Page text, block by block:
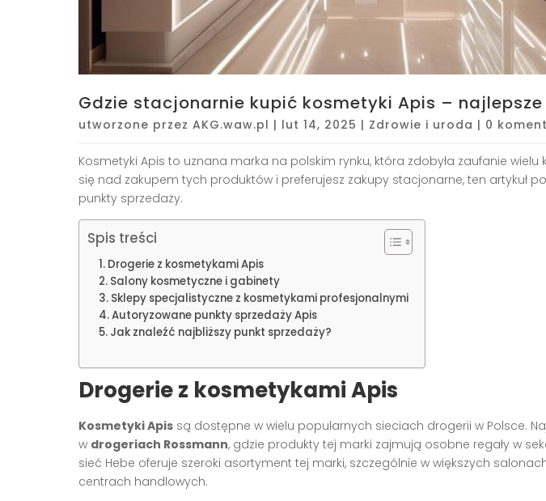
Gdzie stacjonarnie kupić kosmetyki Apis –
utworzone przez AKG.waw.pl | lut 14, 2025 | Zdrowie i uroda | 0
Kosmetyki Apis to uznana marka na polskim rynku, która zdobyła zaufanie wielu
się nad zakupem tych produktów i preferujesz zakupy stacjonarne, ten artykuł
punkty sprzedaży.
Spis treści
Drogerie z kosmetykami Apis
Salony kosmetyczne i gabinety
Sklepy specjalistyczne z kosmetykami profesjonalnymi
Autoryzowane punkty sprzedaży Apis
Jak znaleźć najbliższy punkt sprzedaży?
Drogerie z kosmetykami Apis
Kosmetyki Apis są dostępne w wielu popularnych sieciach drogerii w Polsce.
w drogeriach Rossmann, gdzie produkty tej marki zajmują osobne regały w
sieć Hebe oferuje szeroki asortyment tej marki, szczególnie w większych
centrach handlowych.